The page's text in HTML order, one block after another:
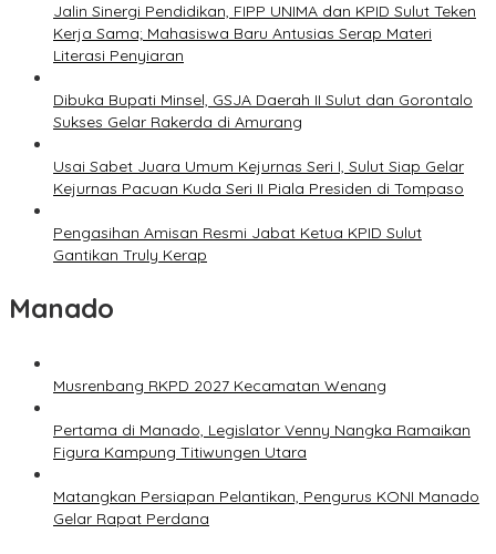
Jalin Sinergi Pendidikan, FIPP UNIMA dan KPID Sulut Teken
Kerja Sama; Mahasiswa Baru Antusias Serap Materi
Literasi Penyiaran
Dibuka Bupati Minsel, GSJA Daerah II Sulut dan Gorontalo
Sukses Gelar Rakerda di Amurang
Usai Sabet Juara Umum Kejurnas Seri I, Sulut Siap Gelar
Kejurnas Pacuan Kuda Seri II Piala Presiden di Tompaso
Pengasihan Amisan Resmi Jabat Ketua KPID Sulut
Gantikan Truly Kerap
Manado
Musrenbang RKPD 2027 Kecamatan Wenang
Pertama di Manado, Legislator Venny Nangka Ramaikan
Figura Kampung Titiwungen Utara
Matangkan Persiapan Pelantikan, Pengurus KONI Manado
Gelar Rapat Perdana